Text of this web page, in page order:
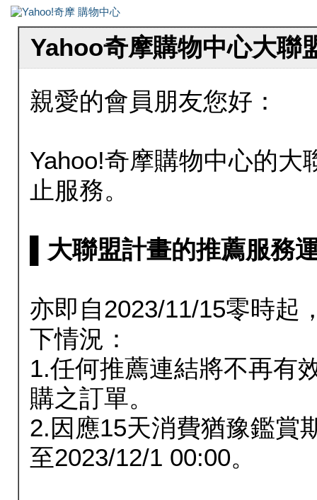
Yahoo奇摩購物中心大聯
親愛的會員朋友您好：
Yahoo!奇摩購物中心的大
止服務。
▌大聯盟計畫的推薦服務
亦即自2023/11/15零時起
下情況：
1.任何推薦連結將不再有
購之訂單。
2.因應15天消費猶豫鑑賞
至2023/12/1 00:00。